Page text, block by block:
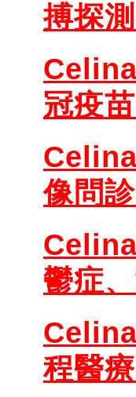
搏探
冠疫
像問
鬱症、
程醫療